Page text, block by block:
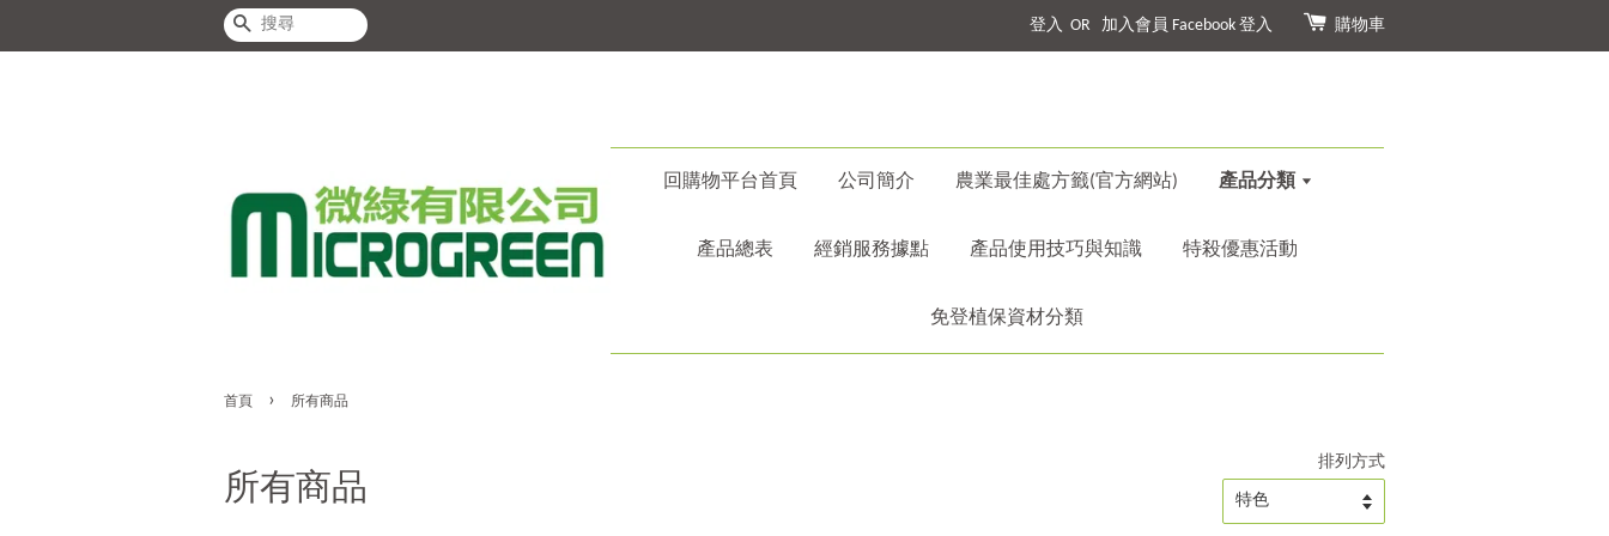
搜尋 登入 OR 加入會員 Facebook 登入 購物車
回購物平台首頁 公司簡介 農業最佳處方籤(官方網站) 產品分類
產品總表 經銷服務據點 產品使用技巧與知識 特殺優惠活動
免登植保資材分類
首頁 › 所有商品
所有商品 排列方式